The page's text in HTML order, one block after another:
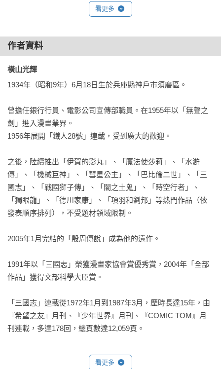
還徵召人民建造萬里長城、阿房宮、陵墓等等建設，
人民的不滿也日漸高漲…
看更多
作者資料
橫山光輝
1934年（昭和9年）6月18日生於兵庫縣神戶市須磨區。
曾擔任銀行行員、電影公司宣傳部職員。在1955年以「無聲之
劍」進入漫畫業界。
1956年展開「鐵人28號」連載，受到廣大的歡迎。
之後，陸續推出「伊賀的影丸」、「魔法使莎莉」、「水滸
傳」、「機械巨神」、「彗星公主」、「巴比倫二世」、「三
國志」、「戰國獅子傳」、「闇之土鬼」、「時空行者」、
「獨眼龍」、「德川家康」、「項羽和劉邦」等熱門作品（依
發表順序排列），不受題材領域限制。
2005年1月完結的「殷周傳說」成為他的遺作。
1991年以「三國志」榮獲漫畫家協會賞優秀賞，2004年「全部
作品」獲得文部科學大臣賞。
「三國志」連載從1972年1月到1987年3月，歷時長達15年，由
『希望之友』月刊、『少年世界』月刊、『COMIC TOM』月
刊連載，多達178回，總頁數達12,059頁。
看更多